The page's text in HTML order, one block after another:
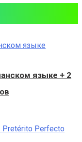
языке + 2